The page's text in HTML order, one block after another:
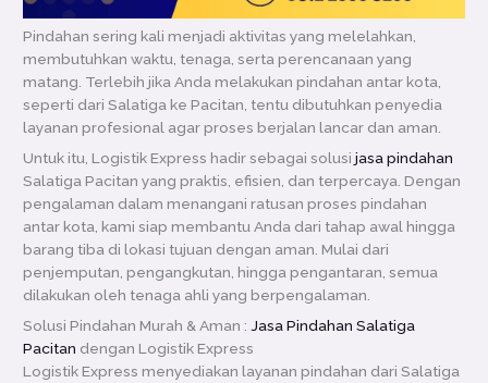
Pindahan sering kali menjadi aktivitas yang melelahkan,
membutuhkan waktu, tenaga, serta perencanaan yang
matang. Terlebih jika Anda melakukan pindahan antar kota,
seperti dari Salatiga ke Pacitan, tentu dibutuhkan penyedia
layanan profesional agar proses berjalan lancar dan aman.
Untuk itu, Logistik Express hadir sebagai solusijasa pindahan
Salatiga Pacitan yang praktis, efisien, dan terpercaya. Dengan
pengalaman dalam menangani ratusan proses pindahan
antar kota, kami siap membantu Anda dari tahap awal hingga
barang tiba di lokasi tujuan dengan aman. Mulai dari
penjemputan, pengangkutan, hingga pengantaran, semua
dilakukan oleh tenaga ahli yang berpengalaman.
Solusi Pindahan Murah & Aman : Jasa Pindahan Salatiga
Pacitan dengan Logistik Express
Logistik Express menyediakan layanan pindahan dari Salatiga